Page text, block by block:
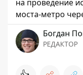
на проведение
моста-метро
Богдан
РЕДАКТОР